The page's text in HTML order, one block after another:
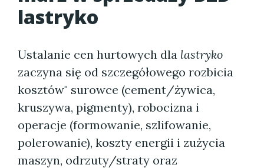
lastryko
Ustalanie cen hurtowych dla lastryko
zaczyna się od szczegółowego rozbicia
kosztów" surowce (cement/żywica,
kruszywa, pigmenty), robocizna i
operacje (formowanie, szlifowanie,
polerowanie), koszty energii i zużycia
maszyn, odrzuty/straty oraz